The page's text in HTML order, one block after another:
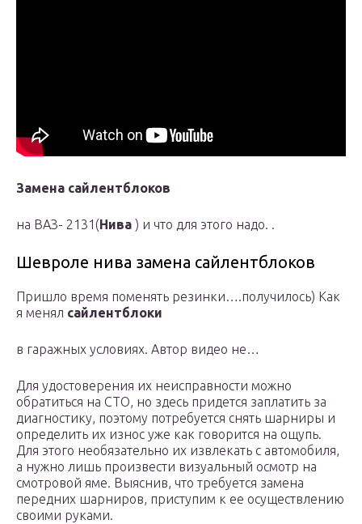
Замена сайлентблоков
на ВАЗ- 2131(Нива ) и что для этого надо. .
Шевроле нива замена сайлентблоков
Пришло время поменять резинки….получилось) Как
я менял сайлентблоки
в гаражных условиях. Автор видео не…
Для удостоверения их неисправности можно
обратиться на СТО, но здесь придется заплатить за
диагностику, поэтому потребуется снять шарниры и
определить их износ уже как говорится на ощупь.
Для этого необязательно их извлекать с автомобиля,
а нужно лишь произвести визуальный осмотр на
смотровой яме. Выяснив, что требуется замена
передних шарниров, приступим к ее осуществлению
своими руками.